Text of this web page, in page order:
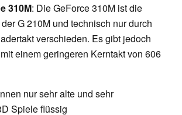
310M: Die GeForce 310M ist die
G 210M und technisch nur durch
verschieden. Es gibt jedoch
einem geringeren Kerntakt von 606
nur sehr alte und sehr
Spiele flüssig